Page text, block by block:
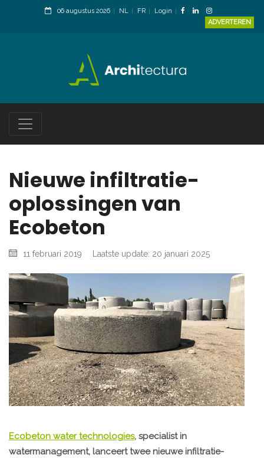
06 augustus 2026 NL FR
Login
ADVERTEREN
Nieuwe infiltratie-
oplossingen van
Ecobeton
11 februari 2019 Laatste update: 20 januari 2025
Ecobeton water technologies, specialist in
watermanagement, lanceert twee nieuwe infiltratie-